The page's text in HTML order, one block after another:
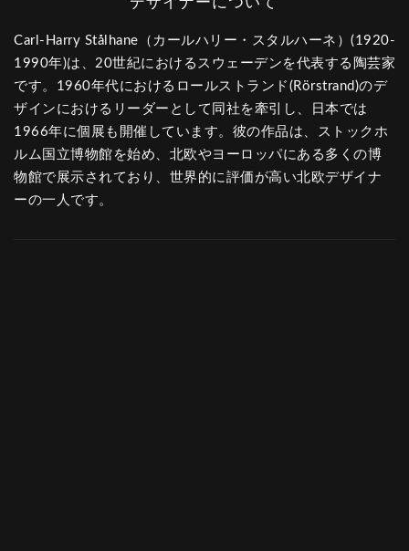
Carl-Harry Stålhane（カールハリー・スタルハーネ）(1920-
1990年)は、20世紀におけるスウェーデンを代表する陶芸家
です。1960年代におけるロールストランド(Rörstrand)のデ
ザインにおけるリーダーとして同社を牽引し、日本では
1966年に個展も開催しています。彼の作品は、ストックホ
ルム国立博物館を始め、北欧やヨーロッパにある多くの博
物館で展示されており、世界的に評価が高い北欧デザイナ
ーの一人です。